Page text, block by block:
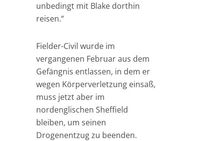
unbedingt mit Blake dorthin
reisen.“
Fielder-Civil wurde im
vergangenen Februar aus dem
Gefängnis entlassen, in dem er
wegen Körperverletzung einsaß,
muss jetzt aber im
nordenglischen Sheffield
bleiben, um seinen
Drogenentzug zu beenden.